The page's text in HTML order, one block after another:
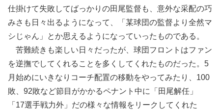
仕掛けて失敗してばっかりの田尾監督も、意外な采配の巧
みさも日々出るようになって、「某球団の監督より全然マ
シじゃん」とか思えるようになっていったものである。
苦難続きも楽しい日々だったが、球団フロントはファン
を逆撫でしてくれることを多くしてくれたものだった。5
月始めにいきなりコーチ配置の移動をやってみたり、100
敗、92敗など節目がかかるペナント中に「田尾解任」
「17選手戦力外」だの様々な情報をリークしてくれた